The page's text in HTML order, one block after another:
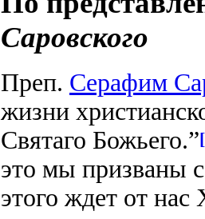
Саровского
Преп. Серафим
жизни
Святаго Божьего.”
это мы призваны
этого ждет от